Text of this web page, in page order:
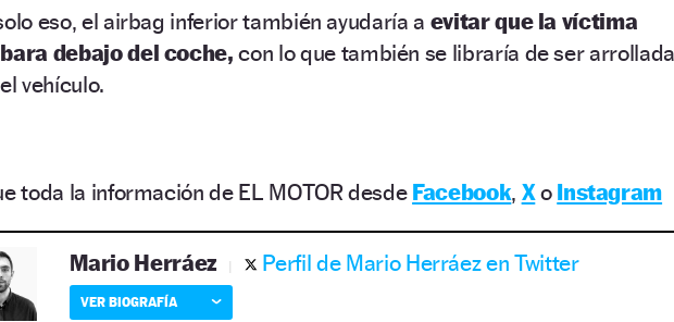
eso, el airbag inferior también ayudaría a evitar que la víctima
debajo del coche, con lo que también se libraría de ser arrollada
vehículo.
toda la información de EL MOTOR desde Facebook, Xo Instagram
Mario Herráez Perfil de Mario Herráez en Twitter
VER BIOGRAFÍA